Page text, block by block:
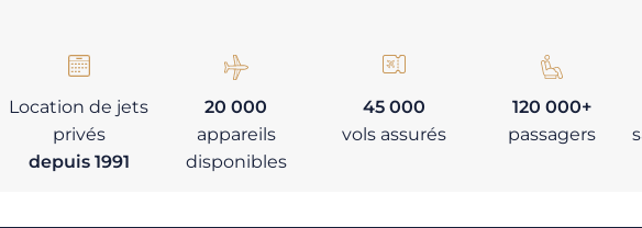
Location de jets
privés
depuis 1991
20 000
appareils
disponibles
45 000
vols assurés
120 000+
passagers